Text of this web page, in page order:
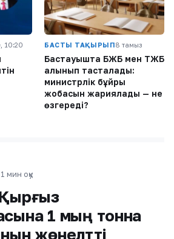
10:20 БАСТЫ ТАҚЫРЫП8 тамыз
Бастауышта БЖБ мен ТЖБ
алынып тасталады:
министрлік бұйрық
жобасын жариялады — не
өзгереді?
1 мин оқу
1 мың тонна
жөнелтті